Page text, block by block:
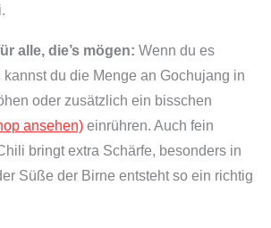
alle, die’s mögen: Wenn du es
du die Menge an Gochujang in
oder zusätzlich ein bisschen
ansehen) einrühren. Auch fein
bringt extra Schärfe, besonders in
Süße der Birne entsteht so ein richtig